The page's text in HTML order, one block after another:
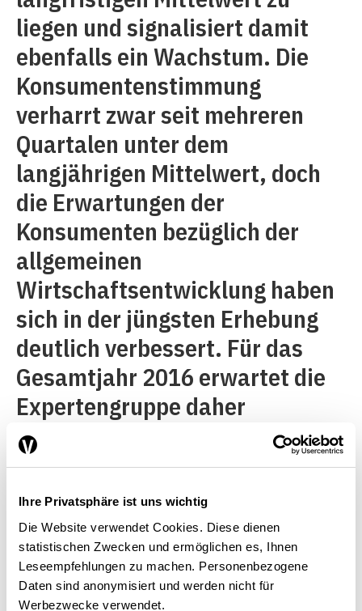
Ihre Privatsphäre ist uns wichtig
Die Website verwendet Cookies. Diese dienen
statistischen Zwecken und ermöglichen es, Ihnen
Leseempfehlungen zu machen. Personenbezogene
Daten sind anonymisiert und werden nicht für
Werbezwecke verwendet.
liegen und signalisiert damit
ebenfalls ein Wachstum. Die
Konsumentenstimmung
verharrt zwar seit mehreren
Quartalen unter dem
langjährigen Mittelwert, doch
die Erwartungen der
Konsumenten bezüglich der
allgemeinen
Wirtschaftsentwicklung haben
sich in der jüngsten Erhebung
deutlich verbessert. Für das
Gesamtjahr 2016 erwartet die
Expertengruppe daher
unverändert ein BIP-Wachstum
von 1,5%. Im Zuge der
allmählichen konjunkturellen
Festigung dürfte sich das
Wachstum auf 1,8% im Jahr
2017 und auf 1,9% im Jahr